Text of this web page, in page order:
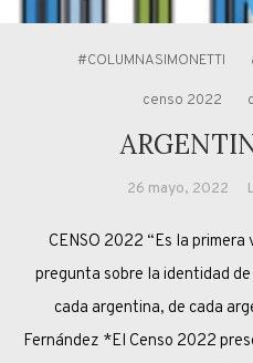
#COLUMNASIMONETTI
censo 2022
26 mayo, 2022
CENSO 2022 “Es la
pregunta sobre la identidad
cada argentina, de cada
Fernández *El Censo 2022